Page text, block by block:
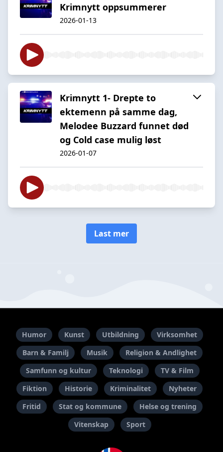
Krimnytt oppsummerer
2026-01-13
Krimnytt 1- Drepte to
ektemenn på samme dag,
Melodee Buzzard funnet død
og Cold case mulig løst
2026-01-07
Last mer
Humor Kunst Utbildning
Virksomhet
Barn & Familj
Musik
Religion & Andlighet
Samfunn og kultur
Teknologi
TV & Film
Fiktion
Historie Kriminalitet
Nyheter
Fritid
Stat og kommune
Helse og trening
Vitenskap
Sport